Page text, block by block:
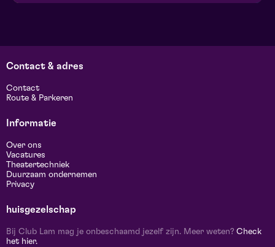
Contact & adres
Contact
Route & Parkeren
Informatie
Over ons
Vacatures
Theatertechniek
Duurzaam ondernemen
Privacy
huisgezelschap
Bij Club Lam mag je onbeschaamd jezelf zijn. Meer weten? Check
het hier.